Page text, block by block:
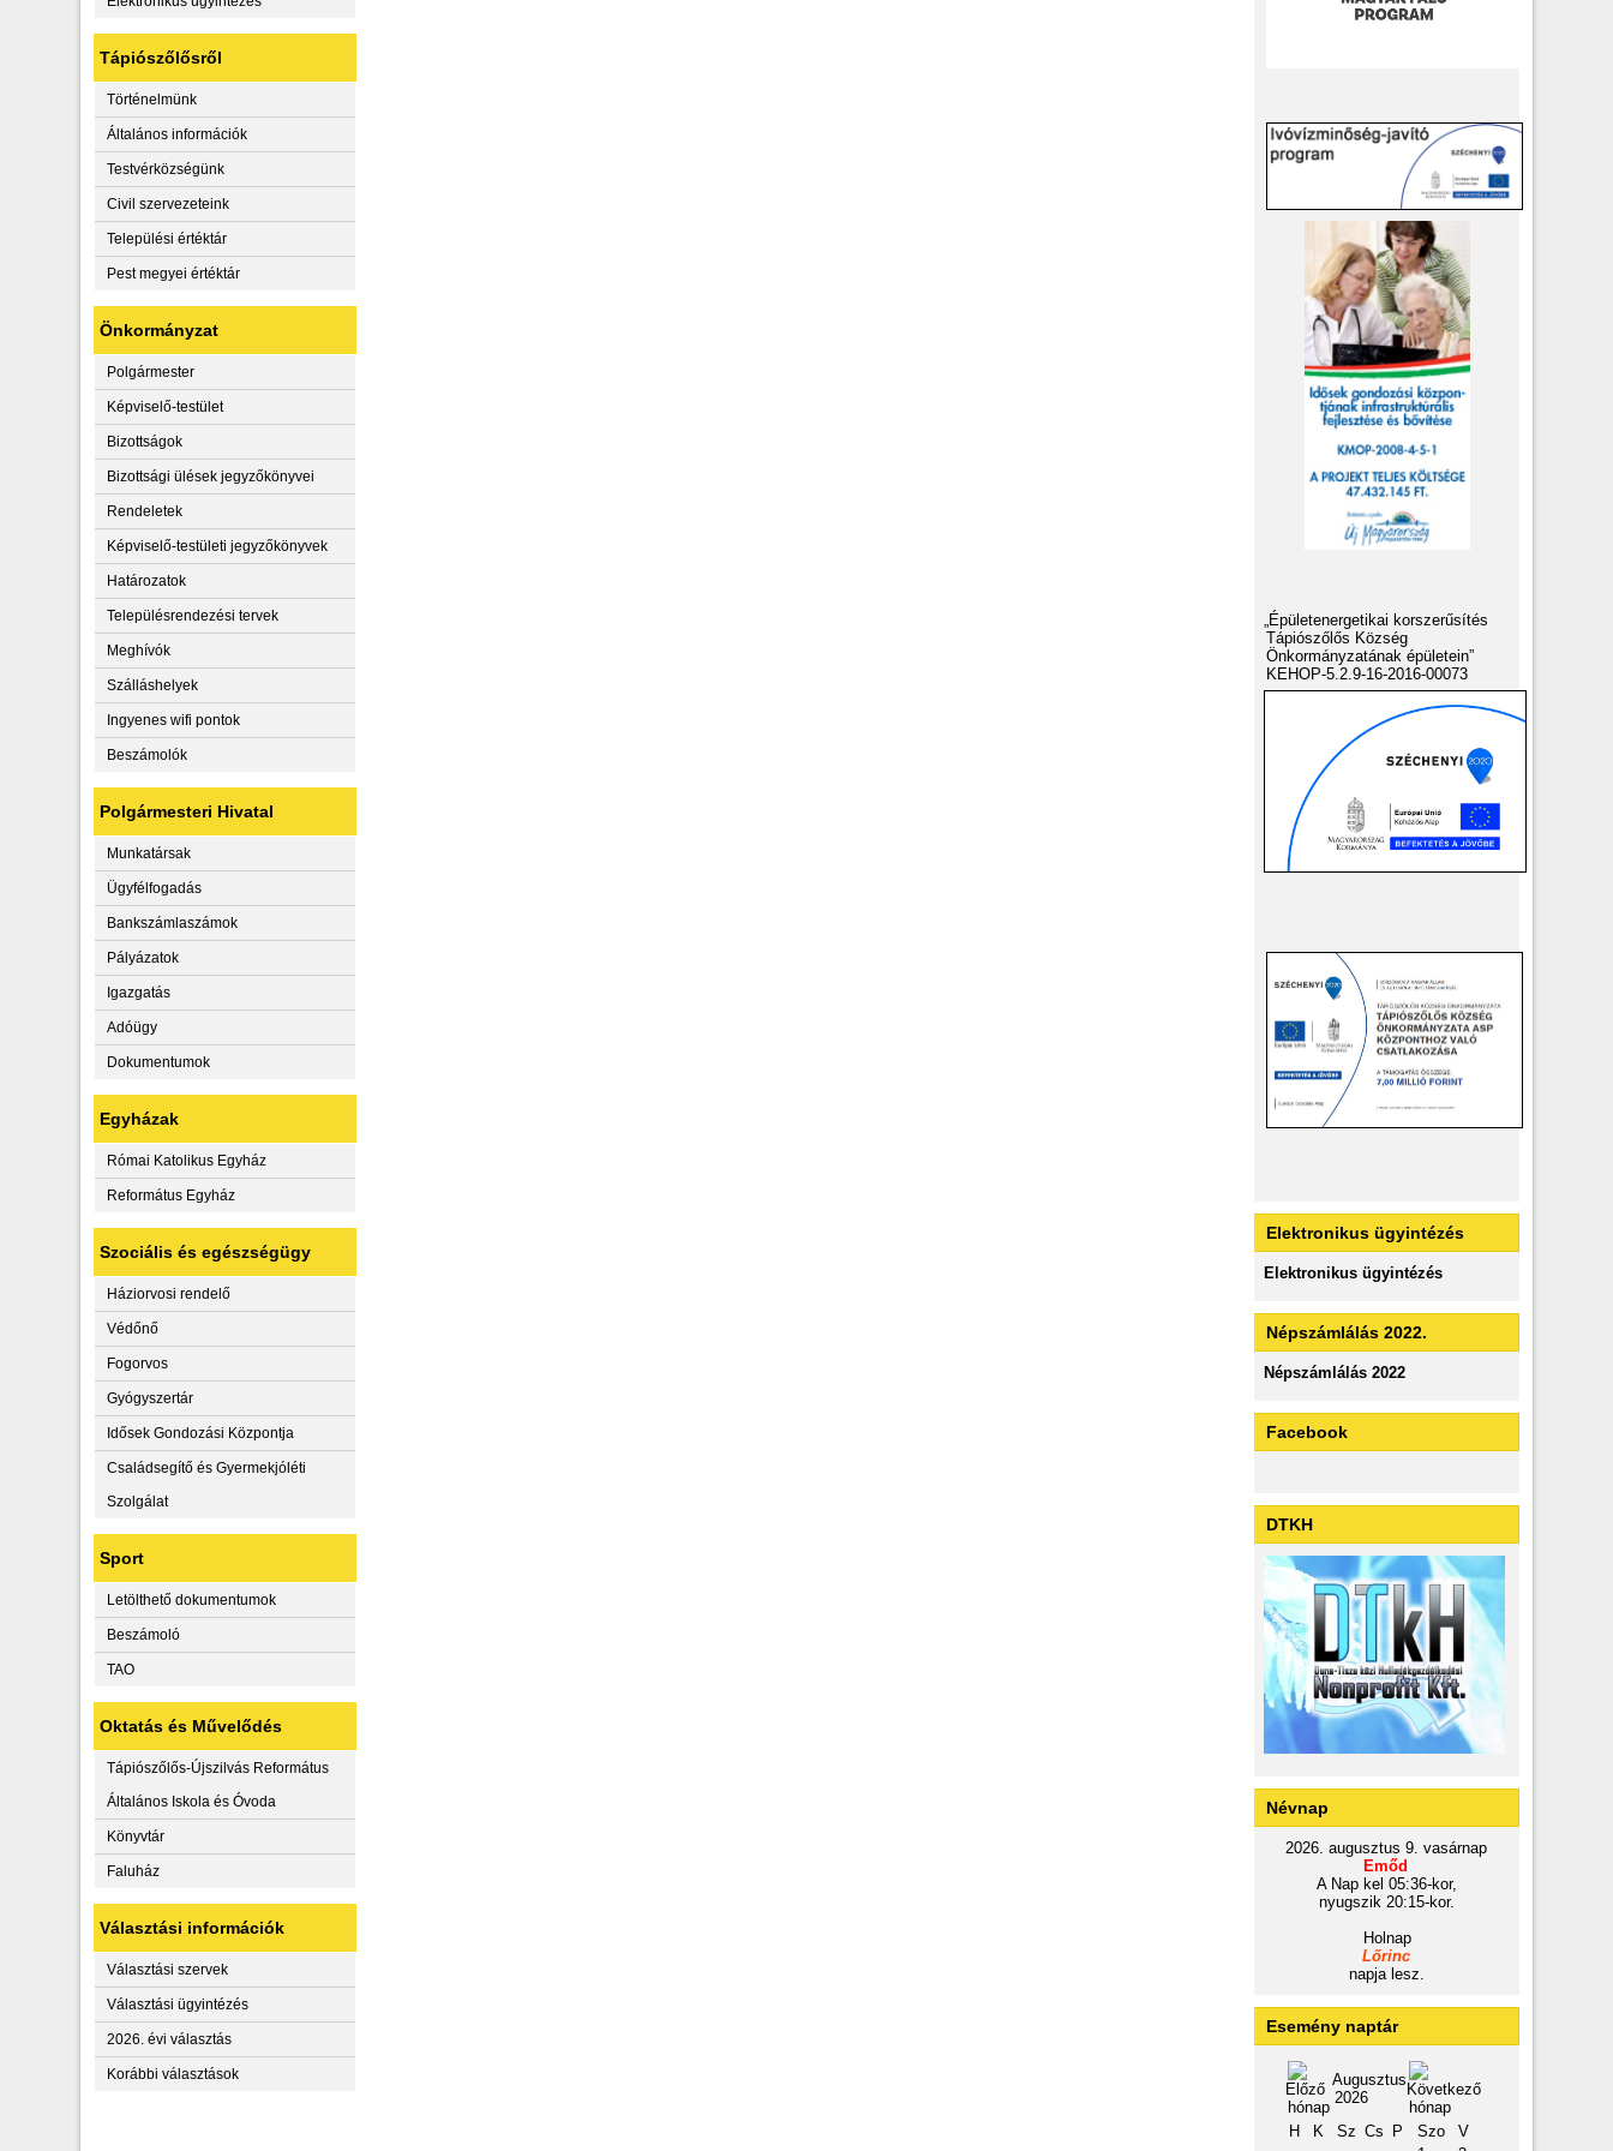
Tápiószőlősről
Történelmünk
Általános információk
Testvérközségünk
Civil szervezeteink
Települési értéktár
Pest megyei értéktár
Önkormányzat
Polgármester
Képviselő-testület
Bizottságok
Bizottsági ülések jegyzőkönyvei
Rendeletek
Képviselő-testületi jegyzőkönyvek
Határozatok
Településrendezési tervek
Meghívók
Szálláshelyek
Ingyenes wifi pontok
Beszámolók
Polgármesteri Hivatal
Munkatársak
Ügyfélfogadás
Bankszámlaszámok
Pályázatok
Igazgatás
Adóügy
Dokumentumok
Egyházak
Római Katolikus Egyház
Református Egyház
Szociális és egészségügy
Háziorvosi rendelő
Védőnő
Fogorvos
Gyógyszertár
Idősek Gondozási Központja
Családsegítő és Gyermekjóléti
Szolgálat
Sport
Letölthető dokumentumok
Beszámoló
TAO
Oktatás és Művelődés
Tápiószőlős-Újszilvás Református
Általános Iskola és Óvoda
Könyvtár
Faluház
Választási információk
Választási szervek
Választási ügyintézés
2026. évi választás
Korábbi választások
„Épületenergetikai korszerűsítés
Tápiószőlős Község
Önkormányzatának épületein”
KEHOP-5.2.9-16-2016-00073
Elektronikus ügyintézés
Elektronikus ügyintézés
Népszámlálás 2022.
Népszámlálás 2022
Facebook
DTKH
Névnap
2026. augusztus 9. vasárnap
Emőd
A Nap kel 05:36-kor,
nyugszik 20:15-kor.
Holnap
Lőrinc
napja lesz.
Esemény naptár
Augusztus
2026
H
K Sz Cs P Szo
V